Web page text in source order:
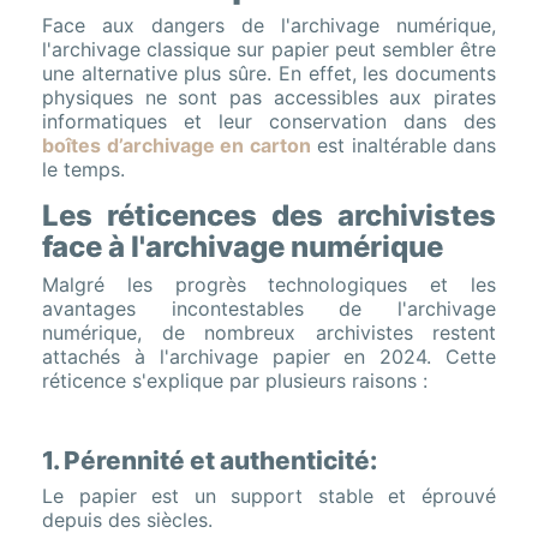
Face aux dangers de l'archivage numérique,
l'archivage classique sur papier peut sembler être
une alternative plus sûre. En effet, les documents
physiques ne sont pas accessibles aux pirates
informatiques et leur conservation dans des
boîtes d’archivage en carton est inaltérable dans
le temps.
Les réticences des archivistes
face à l'archivage numérique
Malgré les progrès technologiques et les
avantages incontestables de l'archivage
numérique, de nombreux archivistes restent
attachés à l'archivage papier en 2024. Cette
réticence s'explique par plusieurs raisons :
1. Pérennité et authenticité:
Le papier est un support stable et éprouvé
depuis des siècles.